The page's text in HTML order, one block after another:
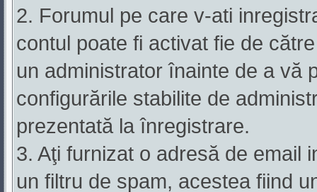
2. Forumul pe care v-ati
contul poate fi activat fie de
un administrator înainte de a vă
configurările stabilite de
prezentată la înregistrare.
3. Aţi furnizat o adresă de email
un filtru de spam, acestea fiind